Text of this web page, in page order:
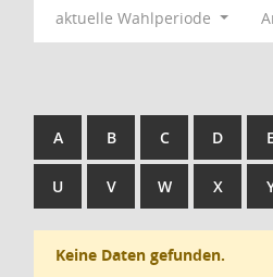
aktuelle Wahlperiode
A B C D E
U V W X
Keine Daten gefunden.